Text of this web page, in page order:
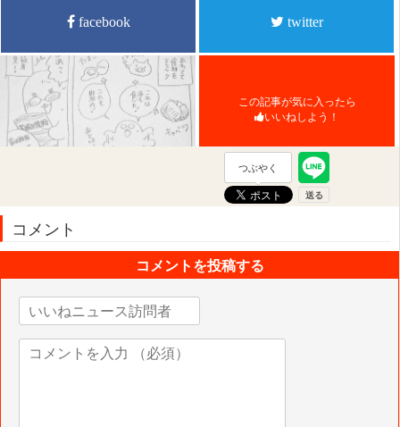
facebook twitter
この記事が気に入ったら
いいねしよう！
つぶやく
コメント
コメントを投稿する